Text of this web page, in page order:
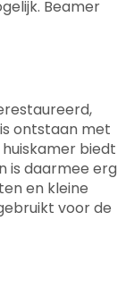
Beamer
ontstaan met
biedt
is daarmee erg
en kleine
voor de